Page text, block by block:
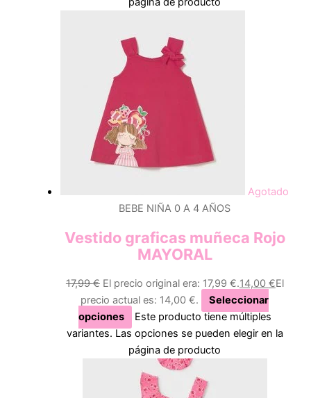
Agotado
BEBE NIÑA 0 A 4 AÑOS
Vestido graficas muñeca Rojo
MAYORAL
17,99€ El precio original era: 17,99 €.14,00 €El
precio actual es: 14,00 €.
Seleccionar
opciones
Este producto tiene múltiples
variantes. Las opciones se pueden elegir en la
página de producto